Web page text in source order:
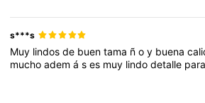
s***s
Muy lindosde buentama ñoy buena
muchoademáses muy lindodetalle para